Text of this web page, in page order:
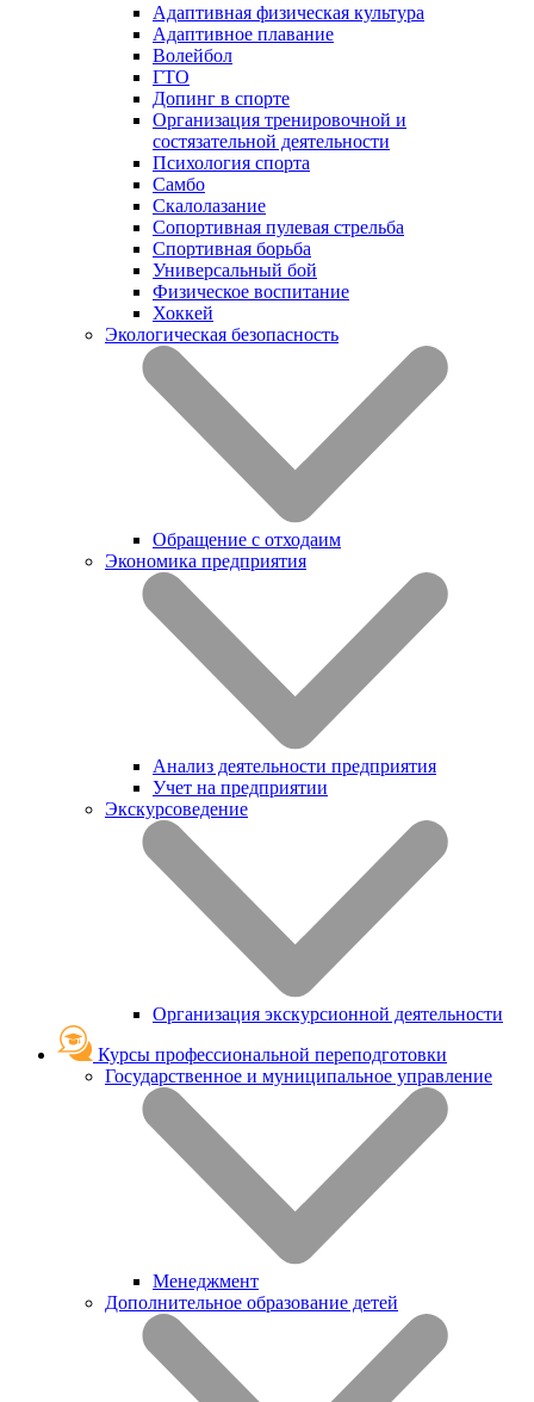
Адаптивная физическая культура
Адаптивное плавание
Волейбол
ГТО
Допинг в спорте
Организация тренировочной и
состязательной деятельности
Психология спорта
Самбо
Скалолазание
Сопортивная пулевая стрельба
Спортивная борьба
Универсальный бой
Физическое воспитание
Хоккей
Экологическая безопасность
Обращение с отходаим
Экономика предприятия
Анализ деятельности предприятия
Учет на предприятии
Экскурсоведение
Организация экскурсионной деятельности
Курсы профессиональной переподготовки
Государственное и муниципальное управление
Менеджмент
Дополнительное образование детей